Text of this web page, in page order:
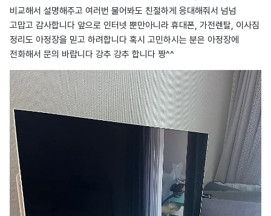
비교해서 설명해주고 여러번 물어봐도 친절하게 응대해줘서 넘넘
고맙고 감사합니다 앞으로 인터넷 뿐만아니라 휴대폰, 가전렌탈, 이사짐
정리도 아정장을 믿고 하려합니다 혹시 고민하시는 분은 아정장에
전화해서 문의 바랍니다 강추 강추 합니다 짱^^